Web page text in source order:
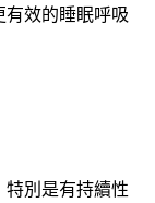
效的睡眠呼吸
別是有持續性